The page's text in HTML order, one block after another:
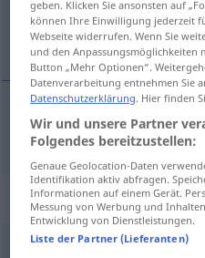
fermecător, atrăgător
fermecător,atrăgător
Synonyme
geben. Klicken Sie ansonsten auf
können Ihre Einwilligung jederzeit
Webseite widerrufen. Wenn Sie
und den Anpassungsmöglichkeiten
Button „Mehr Optionen“.
Datenverarbeitung entnehmen Sie
Datenschutzerklärung. Hier finden
Wir und unsere Partner
Folgendes bereitzustellen:
Genaue Geolocation-Daten
Identifikation aktiv abfragen.
Informationen auf einem Gerät.
Messung von Werbung und
Entwicklung von Dienstleistungen.
Liste der Partner (Lieferanten)